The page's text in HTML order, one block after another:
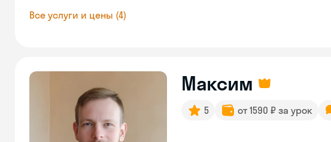
Все услуги и цены (4)
Максим
5 от 1590 ₽ за урок